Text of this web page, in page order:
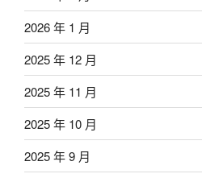
2026 年 1 月
2025 年 12 月
2025 年 11 月
2025 年 10 月
2025 年 9 月